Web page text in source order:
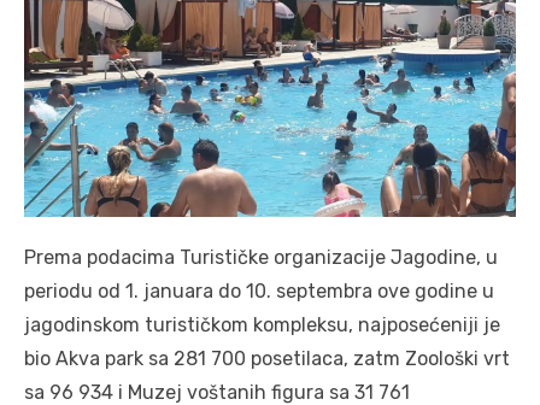
Prema podacima Turističke organizacije Jagodine, u
periodu od 1. januara do 10. septembra ove godine u
jagodinskom turističkom kompleksu, najposećeniji je
bio Akva park sa 281 700 posetilaca, zatm Zoološki vrt
sa 96 934 i Muzej voštanih figura sa 31 761